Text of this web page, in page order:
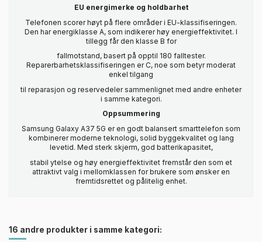
EU energimerke og holdbarhet
Telefonen scorer høyt på flere områder i EU-klassifiseringen.
Den har energiklasse A, som indikerer høy energieffektivitet. I
tillegg får den klasse B for
fallmotstand, basert på opptil 180 falltester.
Reparerbarhetsklassifiseringen er C, noe som betyr moderat
enkel tilgang
til reparasjon og reservedeler sammenlignet med andre enheter
i samme kategori.
Oppsummering
Samsung Galaxy A37 5G er en godt balansert smarttelefon som
kombinerer moderne teknologi, solid byggekvalitet og lang
levetid. Med sterk skjerm, god batterikapasitet,
stabil ytelse og høy energieffektivitet fremstår den som et
attraktivt valg i mellomklassen for brukere som ønsker en
fremtidsrettet og pålitelig enhet.
16 andre produkter i samme kategori: